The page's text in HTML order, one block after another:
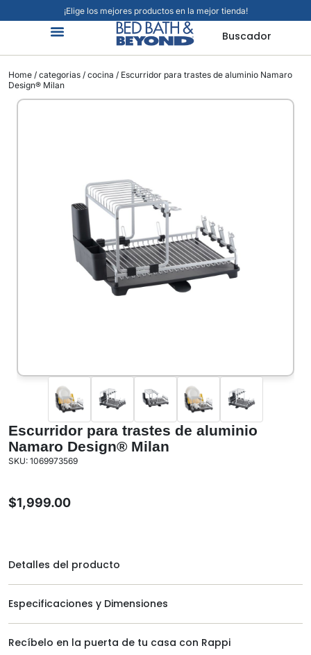
¡Elige los mejores productos en la mejor tienda!
Buscador
Home / categorias / cocina / Escurridor para trastes de aluminio Namaro
Design® Milan
Escurridor para trastes de aluminio
Namaro Design® Milan
SKU: 1069973569
$1,999.00
Detalles del producto
Especificaciones y Dimensiones
Recíbelo en la puerta de tu casa con Rappi